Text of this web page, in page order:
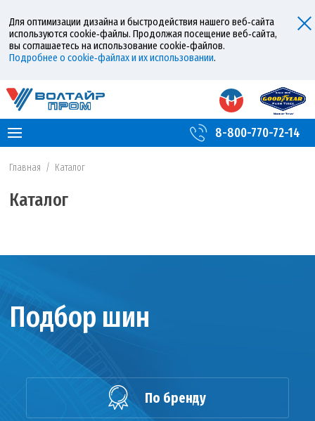
Для оптимизации дизайна и быстродействия нашего веб‑сайта
используются cookie‑файлы. Продолжая посещение веб‑сайта,
вы соглашаетесь на использование cookie‑файлов.
Подробнее о cookie‑файлах и их использовании.
8-800-770-72-14
Главная / Каталог
Каталог
Подбор шин
По бренду